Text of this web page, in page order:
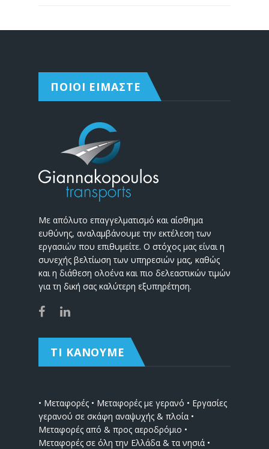
ΠΟΙΟΙ ΕΙΜΑΣΤΕ
Με απόλυτο επαγγελματισμό και αίσθημα
ευθύνης, αναλαμβάνουμε την εκτέλεση των
εργασιών που επιθυμείτε. Ο στόχος μας είναι η
συνεχής βελτίωση των υπηρεσιών μας, καθώς
και η διάθεση ολοένα και πιο δελεαστικών τιμών
για τη δική σας καλύτερη εξυπηρέτηση.
ΤΙ ΚΑΝΟΥΜΕ
• Μεταφορές • Μεταφορές με γερανό • Εργασίες
γερανού σε σκάφη αναψυχής & πλοία •
Μεταφορές από & προς αεροδρόμιο •
Μεταφορές σε όλη την Ελλάδα & τα νησιά •